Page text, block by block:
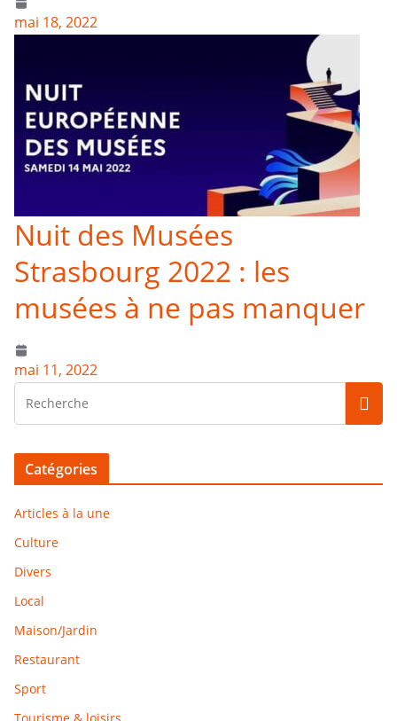
mai 18, 2022
Nuit des Musées
Strasbourg 2022 : les
musées à ne pas manquer
mai 11, 2022
Catégories
Articles à la une
Culture
Divers
Local
Maison/Jardin
Restaurant
Sport